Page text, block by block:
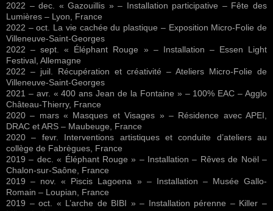
2022 – dec. « Gazouillis » – Installation participative – Fête des
Lumières – Lyon, France
2022 – oct. La vie cachée du plastique – Exposition Micro-Folie de
Villeneuve-Saint-Georges
2022 – sept. « Éléphant Rouge » – Installation – Essen Light
Festival, Allemagne
2022 – juil. Récupération et créativité – Ateliers Micro-Folie de
Villeneuve-Saint-Georges
2021 – avr. « 400 ans Jean de la Fontaine » – 100% EAC – Agglo
Château-Thierry, France
2020 – mars « Masques et Visages » – Résidence avec APEI,
DRAC et ARS – Maubeuge, France
2020 – fevr. Interventions artistiques et conduite d’ateliers au
collège de Fabrègues, France
2019 – dec. « Éléphant Rouge » – Installation – Rêves de Noël –
Chalon-sur-Saône, France
2019 – nov. « Piscis Lagoena » – Installation – Musée Gallo-
Romain – Loupian, France
2019 – oct. « L’arche de BIBI » – Installation pérenne – Killer –